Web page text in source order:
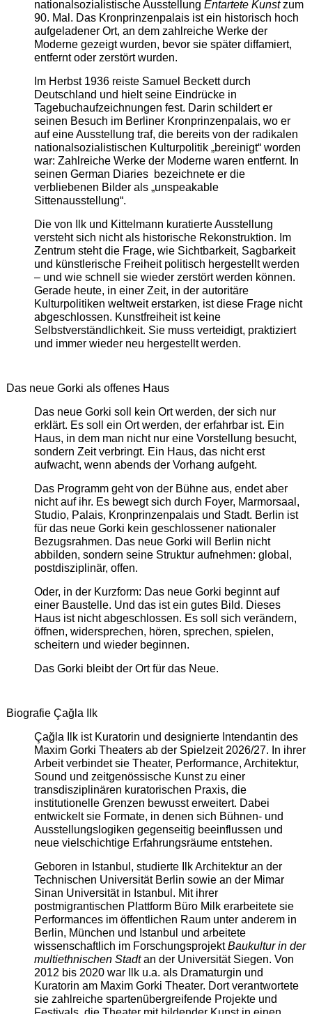
nationalsozialistische Ausstellung Entartete Kunstzum
90. Mal. Das Kronprinzenpalais ist ein historisch hoch
aufgeladener Ort, an dem zahlreiche Werke der
Moderne gezeigt wurden, bevor sie später diffamiert,
entfernt oder zerstört wurden.
Im Herbst 1936 reiste Samuel Beckett durch
Deutschland und hielt seine Eindrücke in
Tagebuchaufzeichnungen fest. Darin schildert er
seinen Besuch im Berliner Kronprinzenpalais, wo er
auf eine Ausstellung traf, die bereits von der radikalen
nationalsozialistischen Kulturpolitik „bereinigt“ worden
war: Zahlreiche Werke der Moderne waren entfernt. In
seinen German Diaries bezeichnete er die
verbliebenen Bilder als „unspeakable
Sittenausstellung“.
Die von Ilk und Kittelmann kuratierte Ausstellung
versteht sich nicht als historische Rekonstruktion. Im
Zentrum steht die Frage, wie Sichtbarkeit, Sagbarkeit
und künstlerische Freiheit politisch hergestellt werden
– und wie schnell sie wieder zerstört werden können.
Gerade heute, in einer Zeit, in der autoritäre
Kulturpolitiken weltweit erstarken, ist diese Frage nicht
abgeschlossen. Kunstfreiheit ist keine
Selbstverständlichkeit. Sie muss verteidigt, praktiziert
und immer wieder neu hergestellt werden.
Das neue Gorki als offenes Haus
Das neue Gorki soll kein Ort werden, der sich nur
erklärt. Es soll ein Ort werden, der erfahrbar ist. Ein
Haus, in dem man nicht nur eine Vorstellung besucht,
sondern Zeit verbringt. Ein Haus, das nicht erst
aufwacht, wenn abends der Vorhang aufgeht.
Das Programm geht von der Bühne aus, endet aber
nicht auf ihr. Es bewegt sich durch Foyer, Marmorsaal,
Studio, Palais, Kronprinzenpalais und Stadt. Berlin ist
für das neue Gorki kein geschlossener nationaler
Bezugsrahmen. Das neue Gorki will Berlin nicht
abbilden, sondern seine Struktur aufnehmen: global,
postdisziplinär, offen.
Oder, in der Kurzform: Das neue Gorki beginnt auf
einer Baustelle. Und das ist ein gutes Bild. Dieses
Haus ist nicht abgeschlossen. Es soll sich verändern,
öffnen, widersprechen, hören, sprechen, spielen,
scheitern und wieder beginnen.
Das Gorki bleibt der Ort für das Neue.
Biografie Çağla Ilk
Çağla Ilk ist Kuratorin und designierte Intendantin des
Maxim Gorki Theaters ab der Spielzeit 2026/27. In ihrer
Arbeit verbindet sie Theater, Performance, Architektur,
Sound und zeitgenössische Kunst zu einer
transdisziplinären kuratorischen Praxis, die
institutionelle Grenzen bewusst erweitert. Dabei
entwickelt sie Formate, in denen sich Bühnen- und
Ausstellungslogiken gegenseitig beeinflussen und
neue vielschichtige Erfahrungsräume entstehen.
Geboren in Istanbul, studierte Ilk Architektur an der
Technischen Universität Berlin sowie an der Mimar
Sinan Universität in Istanbul. Mit ihrer
postmigrantischen Plattform Büro Milk erarbeitete sie
Performances im öffentlichen Raum unter anderem in
Berlin, München und Istanbul und arbeitete
wissenschaftlich im ForschungsprojektBaukultur in der
multiethnischen Stadtan der Universität Siegen. Von
2012 bis 2020 war Ilk u.a. als Dramaturgin und
Kuratorin am Maxim Gorki Theater. Dort verantwortete
sie zahlreiche spartenübergreifende Projekte und